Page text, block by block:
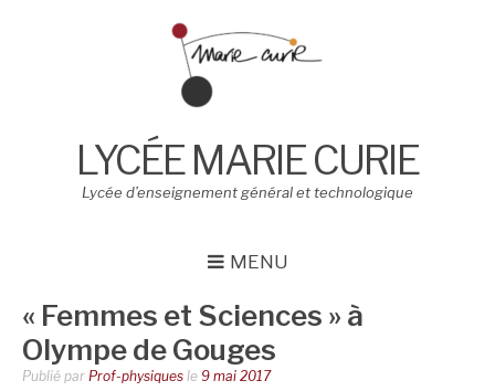
LYCÉE MARIE CURIE
Lycée d’enseignement général et technologique
MENU
« Femmes et Sciences » à
Olympe de Gouges
Publié par Prof-physiques le 9 mai 2017